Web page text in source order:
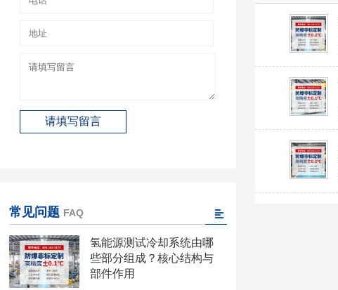
常见问题 FAQ
氢能源测试冷却系统由哪
些部分组成？核心结构与
部件作用